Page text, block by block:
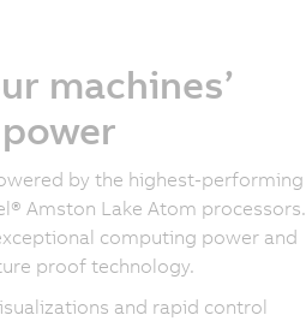
machines’
by the highest-performing
Amston Lake Atom processors.
computing power and
proof technology.
and rapid control